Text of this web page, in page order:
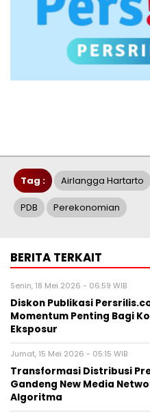
Tag : Airlangga Hartarto
PDB Perekonomian
BERITA TERKAIT
Senin, 18 Mei 2026 - 06:59 WIB
Diskon Publikasi
Momentum Penting Bagi
Eksposur
Jumat, 15 Mei 2026 - 05:15 WIB
Transformasi Distribusi
Gandeng New Media
Algoritma